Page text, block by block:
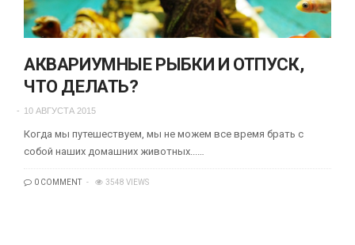
АКВАРИУМНЫЕ РЫБКИ И ОТПУСК,
ЧТО ДЕЛАТЬ?
10 АВГУСТА 2015
Когда мы путешествуем, мы не можем все время брать с
собой наших домашних животных...…
0 COMMENT 3548 VIEWS